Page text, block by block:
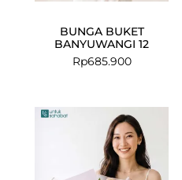
BUNGA BUKET
BANYUWANGI 12
Rp685.900